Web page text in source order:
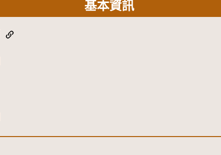
基本資訊